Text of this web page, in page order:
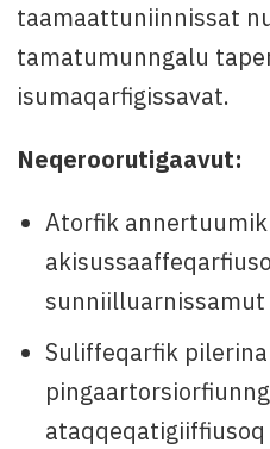
taamaattuniinnissat
tamatumunngalu
isumaqarfigissavat.
Neqeroorutigaavut:
Atorfik annertuumik
Suliffeqarfik